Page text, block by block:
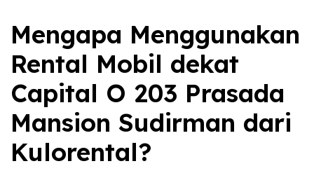
Mengapa Menggunakan
Rental Mobil dekat
Capital O 203 Prasada
Mansion Sudirman dari
Kulorental?